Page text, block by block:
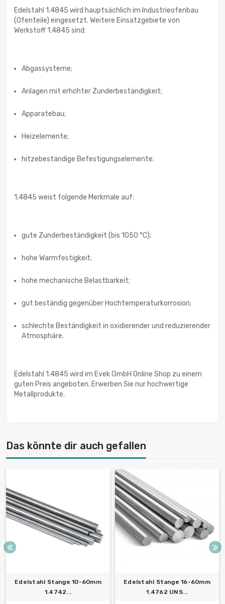
Edelstahl 1.4845 wird hauptsächlich im Industrieofenbau
(Ofenteile) eingesetzt. Weitere Einsatzgebiete von
Werkstoff 1.4845 sind:
Abgassysteme;
Anlagen mit erhöhter Zunderbeständigkeit;
Apparatebau;
Heizelemente;
hitzebeständige Befestigungselemente.
1.4845 weist folgende Merkmale auf:
gute Zunderbeständigkeit (bis 1050 °C);
hohe Warmfestigkeit;
hohe mechanische Belastbarkeit;
gut beständig gegenüber Hochtemperaturkorrosion;
schlechte Beständigkeit in oxidierender und reduzierender
Atmosphäre.
Edelstahl 1.4845 wird im Evek GmbH Online Shop zu einem
guten Preis angeboten. Erwerben Sie nur hochwertige
Metallprodukte.
Das könnte dir auch gefallen
Edelstahl Stange 10-60mm
1.4742...
Edelstahl Stange 16-60mm
1.4762 UNS...